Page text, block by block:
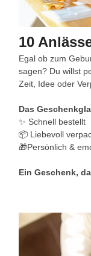
10
Egal ob zum
sagen? Du willst
Zeit, Idee oder
Das
✨ Schnell bestellt
📦 Liebevoll
🎁Persönlich &
Ein Geschenk,